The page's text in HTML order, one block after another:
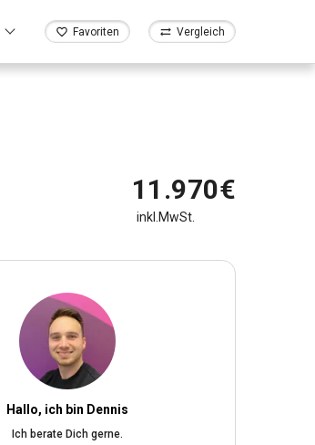
Favoriten Vergleich
11.970€
inkl.MwSt.
Hallo, ich bin Dennis
Ich berate Dich gerne.